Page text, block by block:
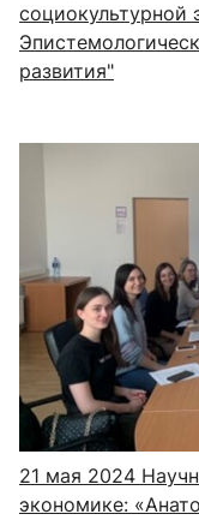
социокультурной
развития"
21 мая 2024
экономике: